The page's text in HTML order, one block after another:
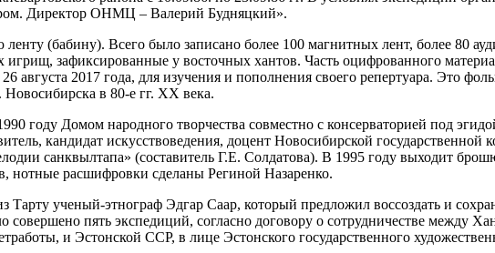
Директор ОНМЦ – Валерий Будняцкий».
(бабину). Всего было записано более 100 магнитных лент, более 80
зафиксированные у восточных хантов. Часть оцифрованного
августа 2017 года, для изучения и пополнения своего репертуара. Это
Новосибирска в 80-е гг. XX века.
году Домом народного творчества совместно с консерваторией под
кандидат искусствоведения, доцент Новосибирской
санквылтапа» (составитель Г.Е. Солдатова). В 1995 году выходит
нотные расшифровки сделаны Региной Назаренко.
ученый-этнограф Эдгар Саар, который предложил воссоздать и
совершено пять экспедиций, согласно договору о сотрудничестве
и Эстонской ССР, в лице Эстонского государственного